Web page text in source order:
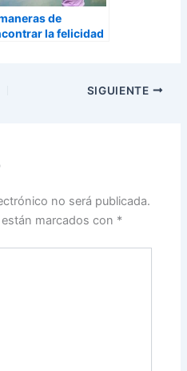
de
la felicidad
SIGUIENTE
no será publicada.
marcados con *